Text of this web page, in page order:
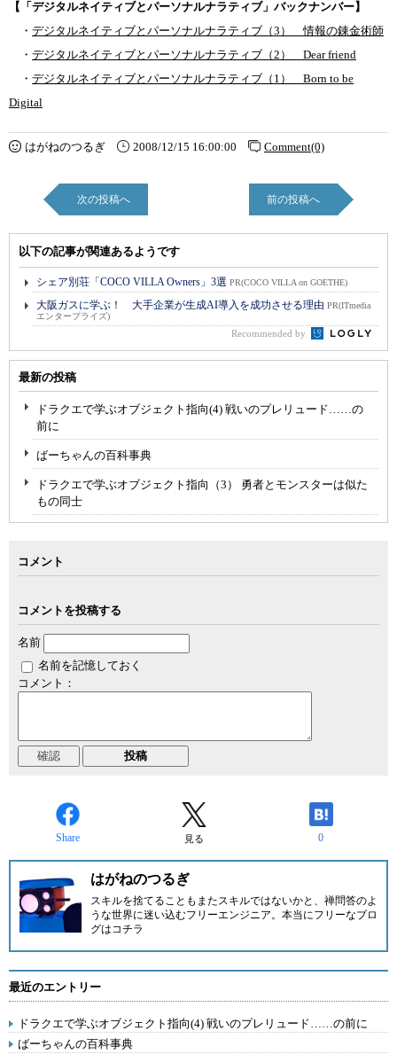
【「デジタルネイティブとパーソナルナラティブ」バックナンバー】
・ デジタルネイティブとパーソナルナラティブ（3） 情報の錬金術師
・ デジタルネイティブとパーソナルナラティブ（2） Dear friend
・ デジタルネイティブとパーソナルナラティブ（1） Born to be
Digital
はがねのつるぎ 2008/12/15 16:00:00 Comment(0)
次の投稿へ 前の投稿へ
以下の記事が関連あるようです
シェア別荘「COCO VILLA Owners」3選 PR(COCO VILLA on GOETHE)
大阪ガスに学ぶ！ 大手企業が生成AI導入を成功させる理由 PR(ITmedia
エンタープライズ)
Recommended by
最新の投稿
ドラクエで学ぶオブジェクト指向(4) 戦いのプレリュード……の
前に
ばーちゃんの百科事典
ドラクエで学ぶオブジェクト指向（3） 勇者とモンスターは似た
もの同士
コメント
コメントを投稿する
名前
名前を記憶しておく
コメント：
Share 見る 0
はがねのつるぎ
スキルを捨てることもまたスキルではないかと、禅問答のよ
うな世界に迷い込むフリーエンジニア。 本当にフリーなブロ
グはコチラ
最近のエントリー
ドラクエで学ぶオブジェクト指向(4) 戦いのプレリュード……の前に
ばーちゃんの百科事典